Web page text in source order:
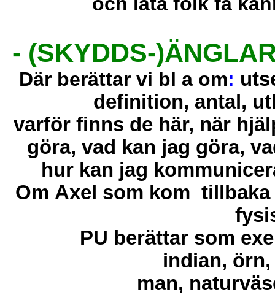
- (SKYDDS-
Där berättar vi bl a om:
definition, antal,
varför finns de här, när
göra, vad kan jag göra,
hur kan jag
Om Axel som kom tillbaka
PU berättar som
indian,
man,